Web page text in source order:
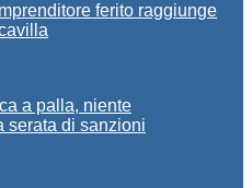
ferito raggiunge
a palla, niente
serata di sanzioni